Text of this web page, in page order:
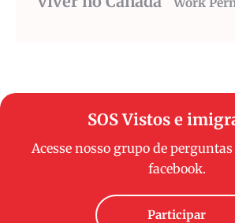
SOS Vistos e
Acesse nosso grupo de
facebook.
Participar